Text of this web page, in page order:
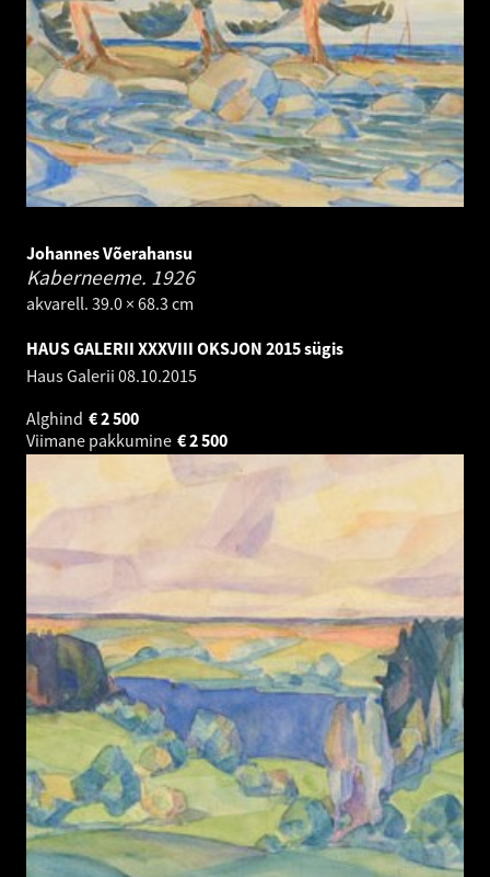
Johannes Võerahansu
Kaberneeme. 1926
akvarell. 39.0 × 68.3 cm
HAUS GALERII XXXVIII OKSJON 2015 sügis
Haus Galerii 08.10.2015
Alghind
2 500
€
Viimane pakkumine
2 500
€